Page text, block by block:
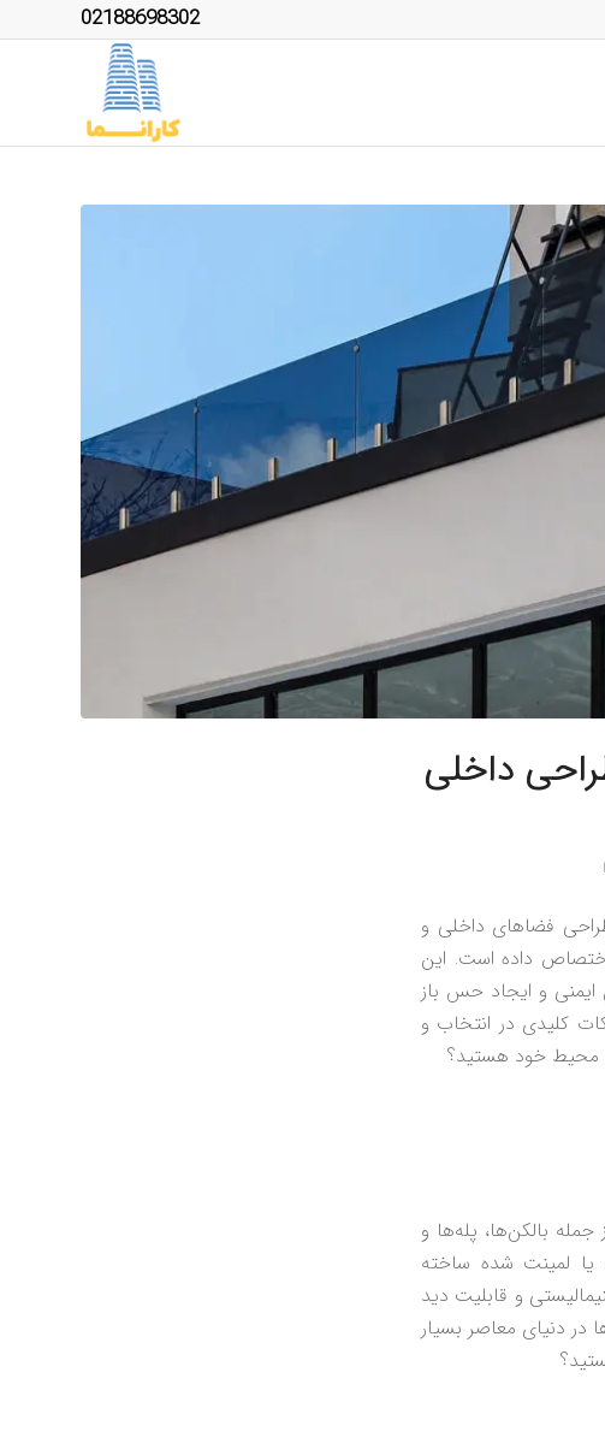
02188698302
داخلی
فضاهای داخلی و
داده است. این
ایمنی و ایجاد حس باز
کلیدی در انتخاب و
محیط خود هستید؟
بالکن‌ها، پله‌ها و
یا لمینت شده ساخته
و قابلیت دید
در دنیای معاصر بسیار